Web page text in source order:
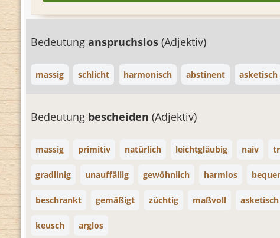
Bedeutung anspruchslos (Adjektiv)
massig schlicht harmonisch abstinent asketisch
Bedeutung bescheiden (Adjektiv)
massig primitiv natürlich leichtgläubig naiv
gradlinig unauffällig gewöhnlich harmlos
beschrankt gemäßigt züchtig maßvoll asketisch
keusch arglos